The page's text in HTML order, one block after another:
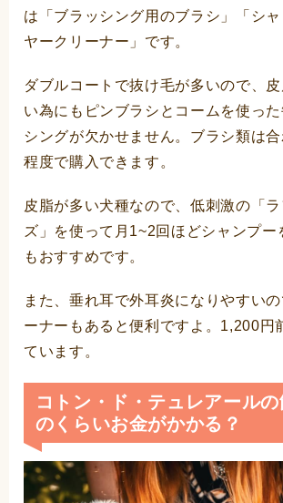
は「ブラッシング用のブラシ」「シ
ヤークリーナー」です。
ダブルコートで抜け毛が多いので、
い為にもピンブラシとコームを使っ
シングが欠かせません。ブラシ類は
程度で購入できます。
皮脂が多い犬種なので、低刺激の「
ズ」を使って月1~2回ほどシャンプー
もおすすめです。
また、垂れ耳で外耳炎になりやすい
ーナーもあると便利ですよ。1,200円
ています。
コトン・ド・テュレアール
のくらいお金がかかる？